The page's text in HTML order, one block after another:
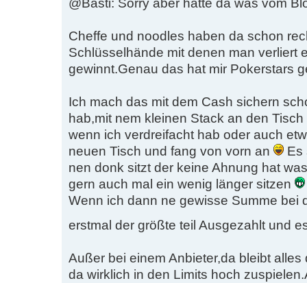
@Basti: Sorry aber hatte da was vom
Cheffe und noodles haben da schon
Schlüsselhände mit denen man verliert
gewinnt.Genau das hat mir Pokerstars
Ich mach das mit dem Cash sichern
hab,mit nem kleinen Stack an den
wenn ich verdreifacht hab oder auch
neuen Tisch und fang von vorn an
Es
nen donk sitzt der keine Ahnung hat
gern auch mal ein wenig länger sitzen
Wenn ich dann ne gewisse Summe bei
erstmal der größte teil Ausgezahlt und
Außer bei einem Anbieter,da bleibt
da wirklich in den Limits hoch